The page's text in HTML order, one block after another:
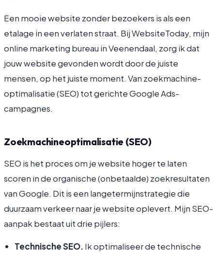
Een mooie website zonder bezoekers is als een
etalage in een verlaten straat. Bij WebsiteToday, mijn
online marketing bureau in Veenendaal, zorg ik dat
jouw website gevonden wordt door de juiste
mensen, op het juiste moment. Van zoekmachine-
optimalisatie (SEO) tot gerichte Google Ads-
campagnes.
Zoekmachineoptimalisatie (SEO)
SEO is het proces om je website hoger te laten
scoren in de organische (onbetaalde) zoekresultaten
van Google. Dit is een langetermijnstrategie die
duurzaam verkeer naar je website oplevert. Mijn SEO-
aanpak bestaat uit drie pijlers:
Technische SEO. Ik optimaliseer de technische